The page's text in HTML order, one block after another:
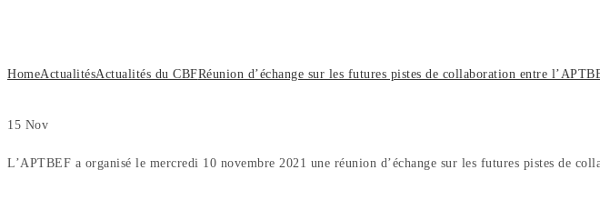
HomeActualitésActualités du CBFRéunion d’échange sur les futures pistes de collaboration entre
15 Nov
L’APTBEF a organisé le mercredi 10 novembre 2021 une réunion d’échange sur les futures pistes de